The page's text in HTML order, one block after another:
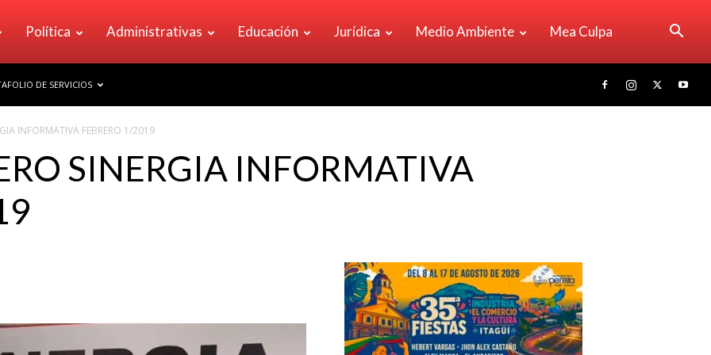
Política Administrativas Educación Jurídica Medio Ambiente Mea Culpa
DE SERVICIOS
INFORMATIVA FEBRERO 1/2019
SINERGIA INFORMATIVA